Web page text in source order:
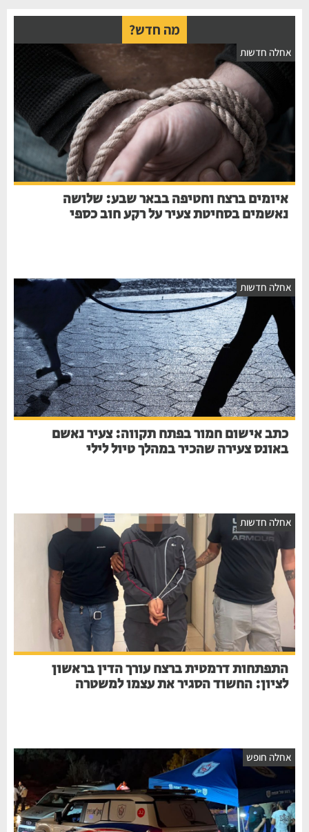
מה חדש?
חדשות
איומים ברצח וחטיפה בבאר שבע: שלושה
נאשמים בסחיטת צעיר על רקע חוב כספי
חדשות
כתב אישום חמור בפתח תקווה: צעיר נאשם
באונס צעירה שהכיר במהלך טיול לילי
חדשות
התפתחות דרמטית ברצח עורך הדין בראשון
לציון: החשוד הסגיר את עצמו למשטרה
חופש